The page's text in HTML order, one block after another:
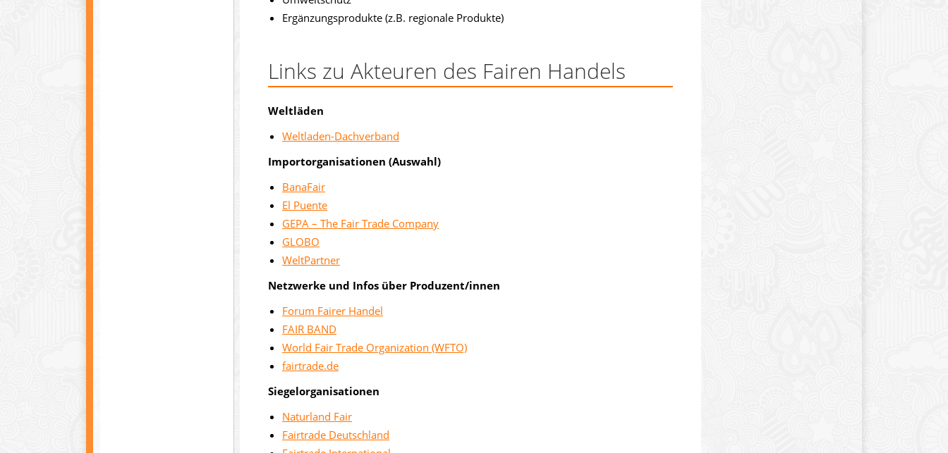
Ergänzungsprodukte (z.B. regionale Produkte)
Links zu Akteuren des Fairen Handels
Weltläden
Weltladen-Dachverband
Importorganisationen (Auswahl)
BanaFair
El Puente
GEPA – The Fair Trade Company
GLOBO
WeltPartner
Netzwerke und Infos über Produzent/innen
Forum Fairer Handel
FAIR BAND
World Fair Trade Organization (WFTO)
fairtrade.de
Siegelorganisationen
Naturland Fair
Fairtrade Deutschland